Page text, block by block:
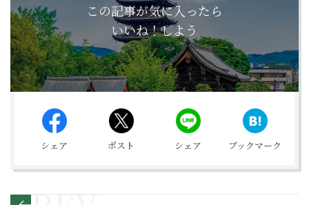
この記事が気に入ったら
いいね！しよう
シェア ポスト シェア ブックマーク